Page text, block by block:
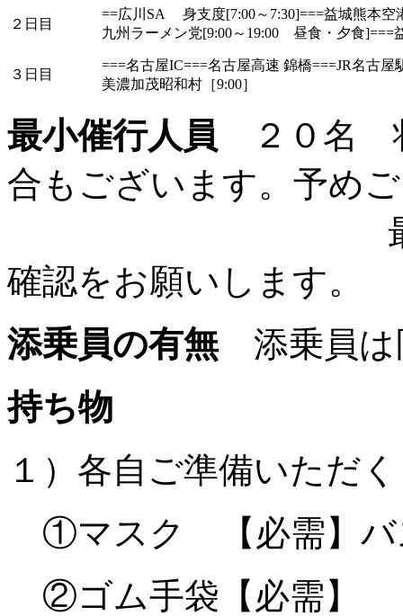
２日目
==広川SA 身支度[7:00～7:30]===益城熊本空
九州ラーメン党[9:00～19:00 昼食・夕食]===
３日目
===名古屋IC===名古屋高速 錦橋===JR名古屋
美濃加茂昭和村［9:00］
最小催行人員 ２０名
合もございます。予め
確認をお願いします。
添乗員の有無 添乗員は
持ち物
１）各自ご準備いただ
①マスク 【必需】バ
②ゴム手袋【必需】